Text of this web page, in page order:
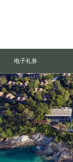
电子礼券